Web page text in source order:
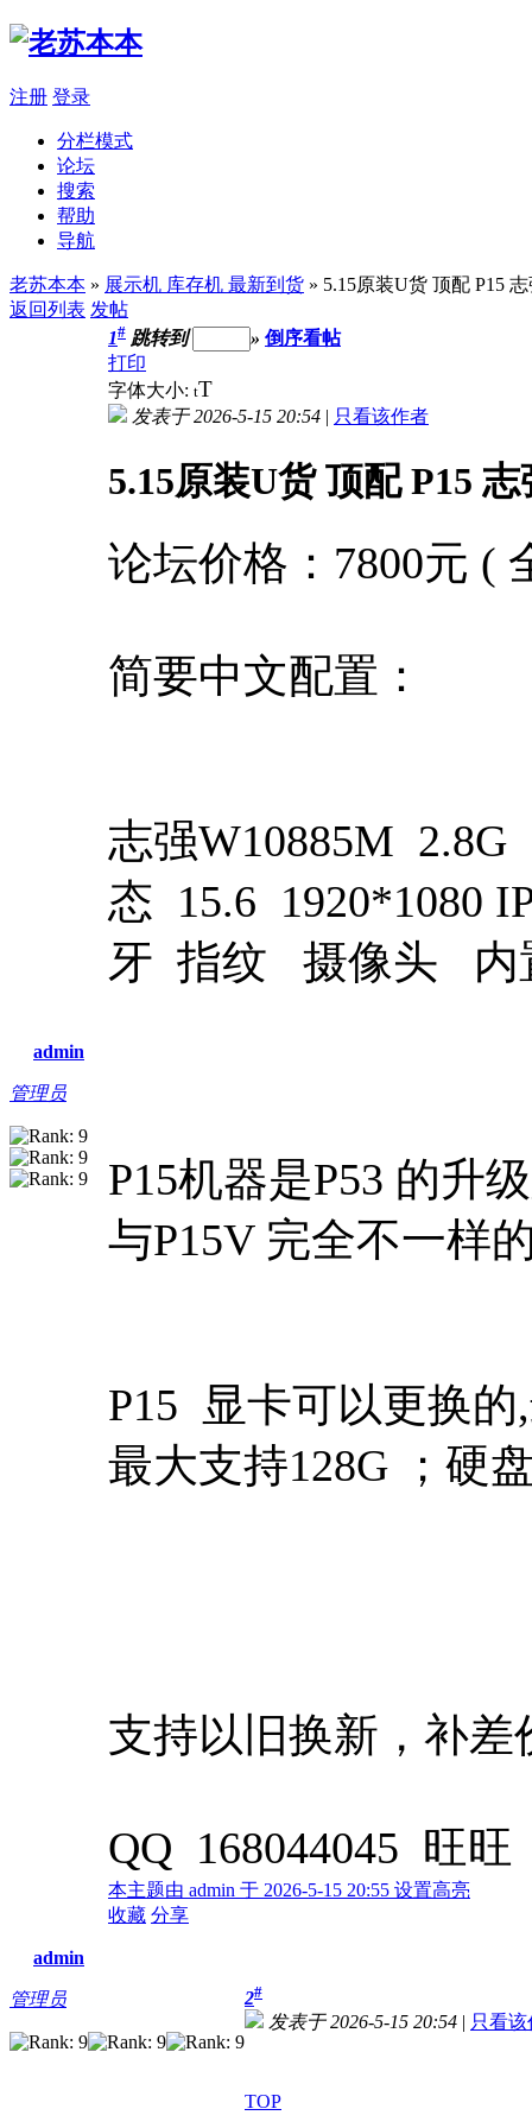
注册 登录
分栏模式
论坛
搜索
帮助
导航
老苏本本 » 展示机 库存机 最新到货 » 5.15原装U货 顶配 P15
返回列表 发帖
admin
管理员
1# 跳转到 » 倒序看帖
打印
字体大小: tT
发表于 2026-5-15 20:54 | 只看该作者
5.15原装U货 顶配 P15
论坛价格：7800元 (
简要中文配置：
志强W10885M
态 15.6 1920*1080
牙 指纹 摄像头 内
P15机器是P53 的升
与P15V 完全不一样
P15 显卡可以更换的
最大支持128G ；硬
支持以旧换新，补
QQ 168044045 旺旺
本主题由 admin 于 2026-5-15 20:55 设置高亮
收藏 分享
admin
管理员 2#
发表于 2026-5-15 20:54 | 只看该
TOP